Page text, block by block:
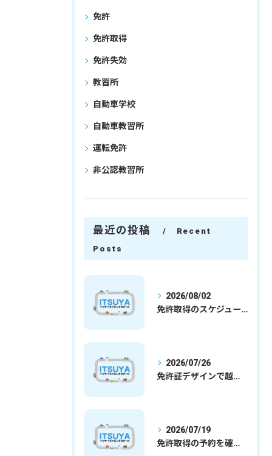
免許
免許取得
免許失効
教習所
自動車学校
自動車教習所
運転免許
非公認教習所
最近の投稿
Recent
Posts
2026/08/02
免許取得のスケジュールを徹底解説学生社会人の通学合宿別プランで最短取得のコツ
2026/07/26
免許証デザインで越谷市愛を表現する埼玉県さいたま市越谷市の免許取得完全ガイド
2026/07/19
免許取得の予約を確実に取るための最新ガイドと一発試験合格の実践法